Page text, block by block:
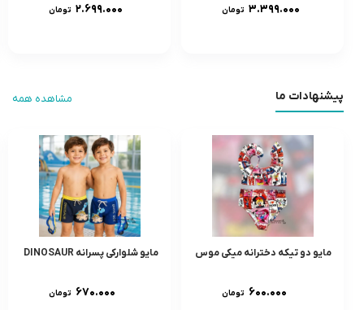
۳.۳۹۹.۰۰۰ تومان ۲.۶۹۹.۰۰۰ تومان
پیشنهادات ما مشاهده همه
مایو دو تیکه دخترانه میکی موس
۶۰۰.۰۰۰ تومان
مایو شلوارکی پسرانه DINOSAUR
۶۷۰.۰۰۰ تومان